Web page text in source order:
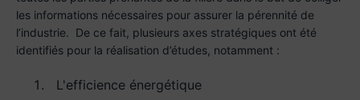
les informations nécessaires pour assurer la pérennité de
l’industrie. De ce fait, plusieurs axes stratégiques ont été
identifiés pour la réalisation d’études, notamment :
L'efficience énergétique